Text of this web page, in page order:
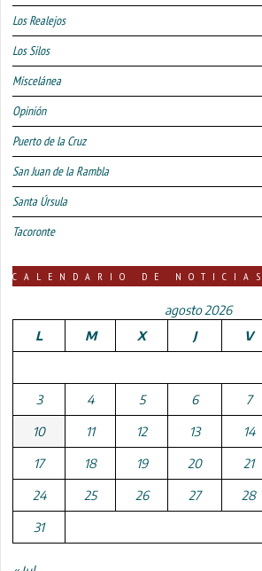
Los Realejos
Los Silos
Miscelánea
Opinión
Puerto de la Cruz
San Juan de la Rambla
Santa Úrsula
Tacoronte
CALENDARIO DE NOTICIAS
agosto 2026
L
M X J V
3 4 5 6 7
10 11 12 13 14
17 18 19 20 21
24 25 26 27 28
31